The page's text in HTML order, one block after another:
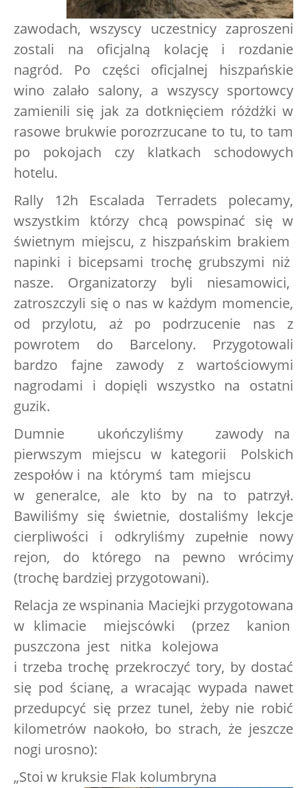
zawodach, wszyscy uczestnicy zaproszeni
zostali na oficjalną kolację i rozdanie
nagród. Po części oficjalnej hiszpańskie
wino zalało salony, a wszyscy sportowcy
zamienili się jak za dotknięciem różdżki w
rasowe brukwie porozrzucane to tu, to tam
po pokojach czy klatkach schodowych
hotelu.
Rally 12h Escalada Terradets polecamy,
wszystkim którzy chcą powspinać się w
świetnym miejscu, z hiszpańskim brakiem
napinki i bicepsami trochę grubszymi niż
nasze. Organizatorzy byli niesamowici,
zatroszczyli się o nas w każdym momencie,
od przylotu, aż po podrzucenie nas z
powrotem do Barcelony. Przygotowali
bardzo fajne zawody z wartościowymi
nagrodami i dopięli wszystko na ostatni
guzik.
Dumnie ukończyliśmy zawody na
pierwszym miejscu w kategorii Polskich
zespołów i na którymś tam miejscu
w generalce, ale kto by na to patrzył.
Bawiliśmy się świetnie, dostaliśmy lekcje
cierpliwości i odkryliśmy zupełnie nowy
rejon, do którego na pewno wrócimy
(trochę bardziej przygotowani).
Relacja ze wspinania Maciejki przygotowana
w klimacie miejscówki (przez kanion
puszczona jest nitka kolejowa
i trzeba trochę przekroczyć tory, by dostać
się pod ścianę, a wracając wypada nawet
przedupcyć się przez tunel, żeby nie robić
kilometrów naokoło, bo strach, że jeszcze
nogi urosno):
„Stoi w kruksie Flak kolumbryna